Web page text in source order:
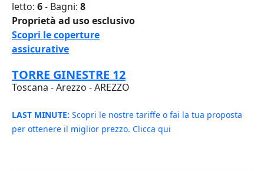
letto: 6- Bagni: 8
Proprietà ad uso esclusivo
Scopri le coperture
assicurative
TORRE GINESTRE 12
Toscana - Arezzo - AREZZO
LAST MINUTE: Scopri le nostre tariffe o fai la tua proposta
per ottenere il miglior prezzo. Clicca qui